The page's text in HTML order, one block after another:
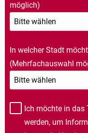
möglich)
In welcher Stadt
(Mehrfachauswahl
Ich möchte in
werden, um